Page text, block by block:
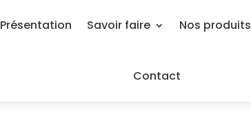
Présentation Savoir faire Nos produits
Contact